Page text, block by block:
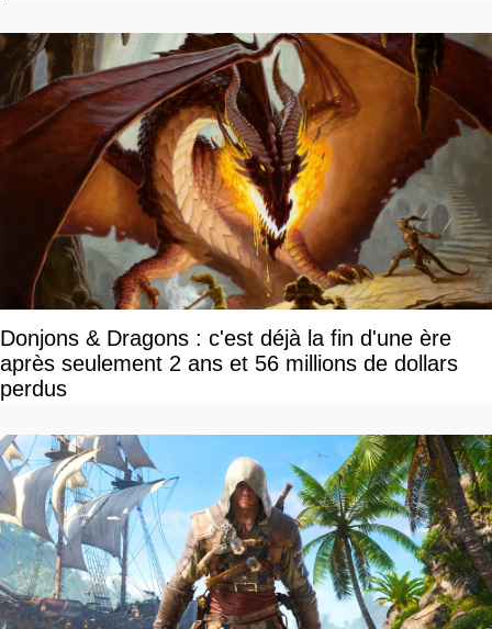
Donjons & Dragons : c'est déjà la fin d'une ère
après seulement 2 ans et 56 millions de dollars
perdus